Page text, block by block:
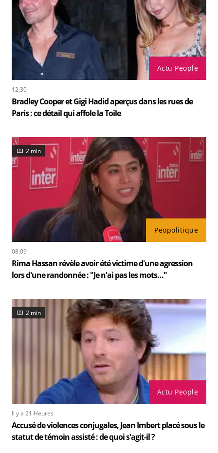
Actu People
12:30
Bradley Cooper et Gigi Hadid aperçus dans les rues de
Paris : ce détail qui affole la Toile
Peopolitique
2 min
08:09
Rima Hassan révèle avoir été victime d'une agression
lors d'une randonnée : "Je n'ai pas les mots…"
Actu People
2 min
Il y a 21 Heures
Accusé de violences conjugales, Jean Imbert placé sous le
statut de témoin assisté : de quoi s'agit-il ?